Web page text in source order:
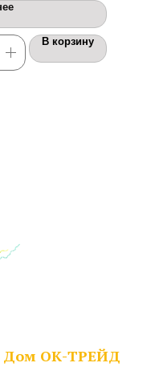
В корзину
Дом ОК-ТРЕЙД